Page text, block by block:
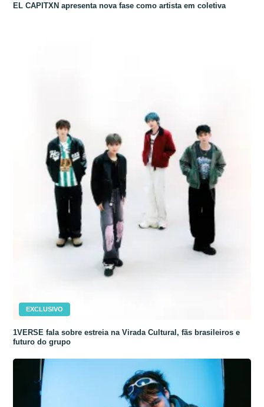
EL CAPITXN apresenta nova fase como artista em coletiva
EXCLUSIVO
1VERSE fala sobre estreia na Virada Cultural, fãs brasileiros e
futuro do grupo